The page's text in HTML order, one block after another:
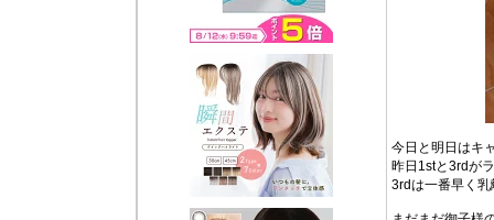
今日と明日はキ
昨日1stと3rdが
3rdは一番早く